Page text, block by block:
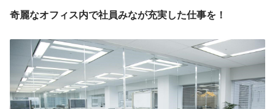
奇麗なオフィス内で社員みなが充実した仕事を！